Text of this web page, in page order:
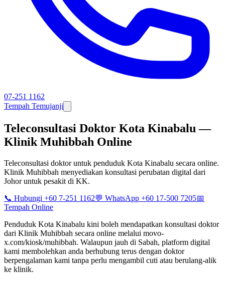
07-251 1162
Tempah Temujanji
Teleconsultasi Doktor Kota Kinabalu —
Klinik Muhibbah Online
Teleconsultasi doktor untuk penduduk Kota Kinabalu secara online.
Klinik Muhibbah menyediakan konsultasi perubatan digital dari
Johor untuk pesakit di KK.
📞 Hubungi +60 7-251 1162💬 WhatsApp +60 17-500 7205📅
Tempah Online
Penduduk Kota Kinabalu kini boleh mendapatkan konsultasi doktor
dari Klinik Muhibbah secara online melalui movo-
x.com/kiosk/muhibbah. Walaupun jauh di Sabah, platform digital
kami membolehkan anda berhubung terus dengan doktor
berpengalaman kami tanpa perlu mengambil cuti atau berulang-alik
ke klinik.